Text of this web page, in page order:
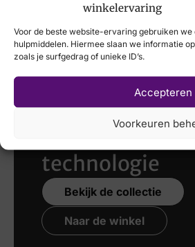
winkelervaring
Voor de beste website-ervaring gebruiken we
hulpmiddelen. Hiermee slaan we informatie
zoals je surfgedrag of unieke ID’s.
Accepteren
Voorkeuren
Laat uw voeten
scannenmet de
nieuwste 3D
technologie
Bekijk de collectie
Naar de winkel